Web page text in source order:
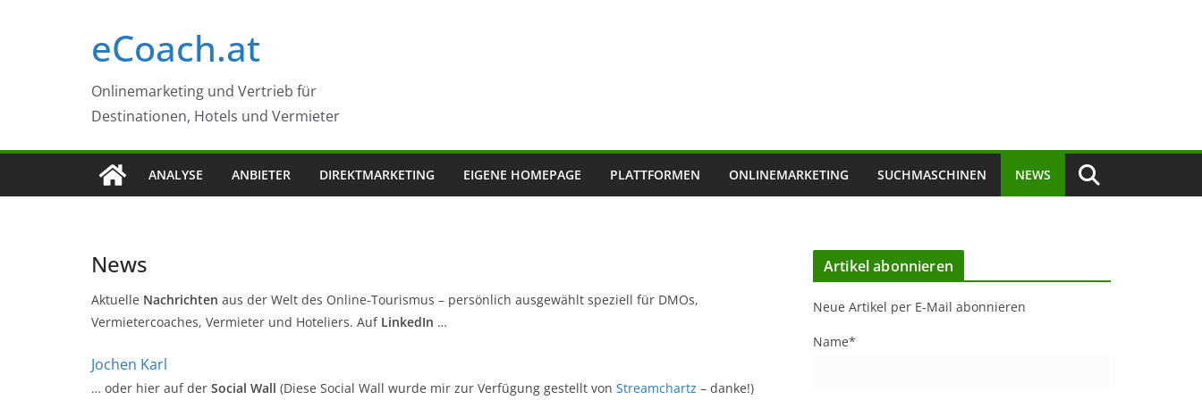
eCoach.at
Onlinemarketing und Vertrieb für
Destinationen, Hotels und Vermieter
ANALYSE ANBIETER DIREKTMARKETING EIGENE HOMEPAGE PLATTFORMEN ONLINEMARKETING SUCHMASCHINEN NEWS
News
Aktuelle Nachrichten aus der Welt des Online-Tourismus – persönlich ausgewählt speziell für DMOs,
Vermietercoaches, Vermieter und Hoteliers. Auf LinkedIn …
Jochen Karl
… oder hier auf der Social Wall (Diese Social Wall wurde mir zur Verfügung gestellt von Streamchartz – danke!)
Artikel abonnieren
Neue Artikel per E-Mail abonnieren
Name*